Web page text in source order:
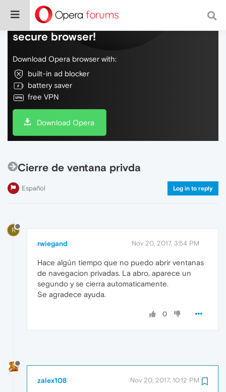
Do more on the web, with a fast and
secure browser!
Download Opera browser with:
built-in ad blocker
battery saver
free VPN
Download Opera
Cierre de ventana privda
Español Log in to reply
R
rwiegand Nov 20, 2017, 3:54 PM
Hace algún tiempo que no puedo abrir ventanas
de navegacion privadas. La abro, aparece un
segundo y se cierra automaticamente.
Se agradece ayuda.
0
zalex108 Nov 20, 2017, 10:12 PM